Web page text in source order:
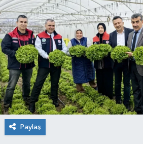
Paylaş
Siyaset
Spor
Teknoloji
Türkiye